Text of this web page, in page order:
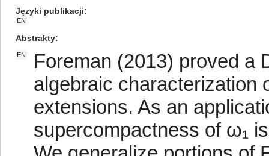
Języki publikacji
EN
Abstrakty
EN
Foreman (2013) proved a
algebraic characterization
extensions. As an
supercompactness of ω₁